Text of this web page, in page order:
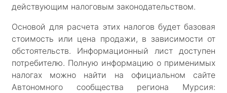
действующим налоговым законодательством.
Основой для расчета этих налогов будет базовая
стоимость или цена продажи, в зависимости от
обстоятельств. Информационный лист доступен
потребителю. Полную информацию о применимых
налогах можно найти на официальном сайте
Автономного сообщества региона Мурсия: